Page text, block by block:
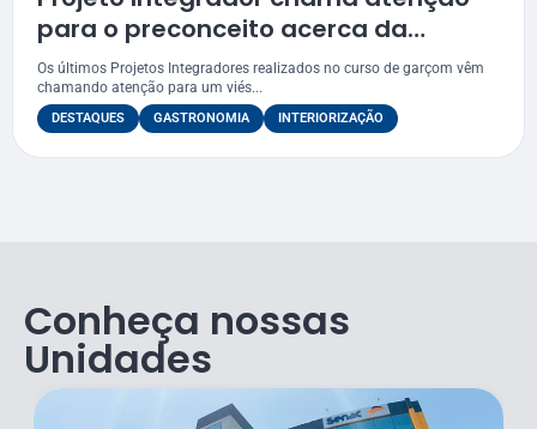
para o preconceito acerca da
profissão de garçom
Os últimos Projetos Integradores realizados no curso de garçom vêm
chamando atenção para um viés...
DESTAQUES GASTRONOMIA INTERIORIZAÇÃO
Conheça nossas
Unidades